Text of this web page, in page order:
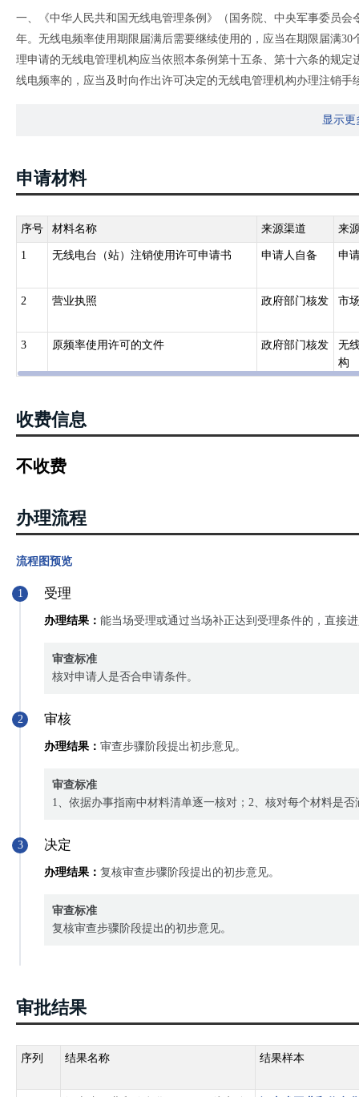
一、《中华人民共和国无线电管理条例》（国务院、中央军事委员
年。无线电频率使用期限届满后需要继续使用的，应当在期限届满
理申请的无线电管理机构应当依照本条例第十五条、第十六条的规
线电频率的，应当及时向作出许可决定的无线电管理机构办理注销手
（三）无线电频率使用许可被依法撤销、撤回，或者无线电频率使用
（五）取得无线电频率使用许可的自然人死亡、丧失行为能力或者
（六）法律、法规规定的其他情形。
显示更
申请材料
序号 材料名称 来源渠道 来
1 无线电台（站）注销使用许可申请书 申请人自备 申
2 营业执照 政府部门核发 市
3 原频率使用许可的文件 政府部门核发
无
构
收费信息
不收费
办理流程
流程图预览
1 受理
办理结果： 能当场受理或通过当场补正达到受理条件的，直接
审查标准
核对申请人是否合申请条件。
2 审核
办理结果： 审查步骤阶段提出初步意见。
审查标准
1、依据办事指南中材料清单逐一核对；2、核对每个材料是
3 决定
办理结果： 复核审查步骤阶段提出的初步意见。
审查标准
复核审查步骤阶段提出的初步意见。
审批结果
序列 结果名称 结果样本